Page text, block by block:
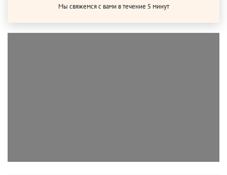
Мы свяжемся с вами в течение 5 минут